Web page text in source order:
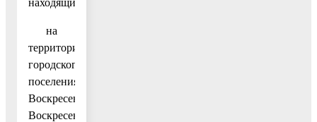
на
территории
городского
поселения
Воскресенск
Воскресенского